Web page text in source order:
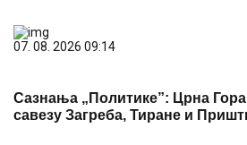
07. 08. 2026 09:14
Сазнања „Политике”: Црна
савезу Загреба, Тиране и